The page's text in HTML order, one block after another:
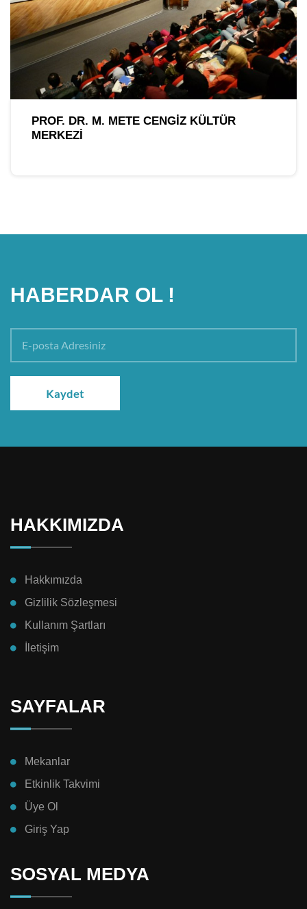
PROF. DR. M. METE CENGIZ KÜLTÜR
MERKEZI
HABERDAR OL !
Kaydet
HAKKIMIZDA
Hakkımızda
Gizlilik Sözleşmesi
Kullanım Şartları
İletişim
SAYFALAR
Mekanlar
Etkinlik Takvimi
Üye Ol
Giriş Yap
SOSYAL MEDYA